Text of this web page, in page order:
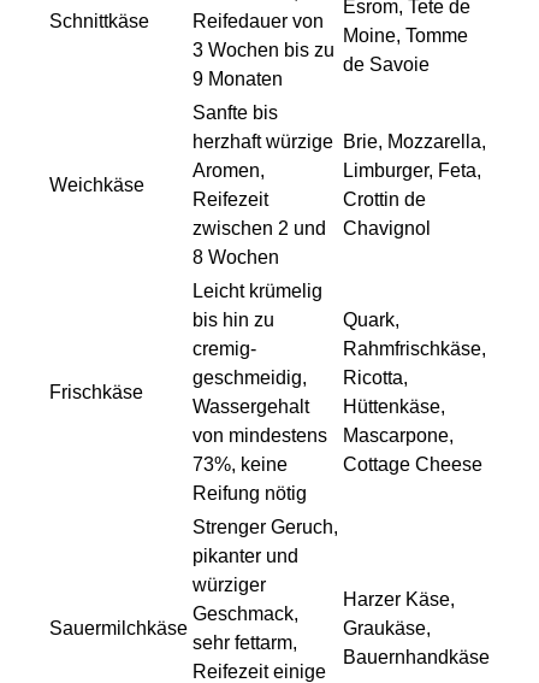
Schnittkäse
Reifedauer von
3 Wochen bis zu
9 Monaten
Esrom, Tete de
Moine, Tomme
de Savoie
Weichkäse
Sanfte bis
herzhaft würzige
Aromen,
Reifezeit
zwischen 2 und
8 Wochen
Brie, Mozzarella,
Limburger, Feta,
Crottin de
Chavignol
Frischkäse
Leicht krümelig
bis hin zu
cremig-
geschmeidig,
Wassergehalt
von mindestens
73%, keine
Reifung nötig
Quark,
Rahmfrischkäse,
Ricotta,
Hüttenkäse,
Mascarpone,
Cottage Cheese
Sauermilchkäse
Strenger Geruch,
pikanter und
würziger
Geschmack,
sehr fettarm,
Reifezeit einige
Harzer Käse,
Graukäse,
Bauernhandkäse